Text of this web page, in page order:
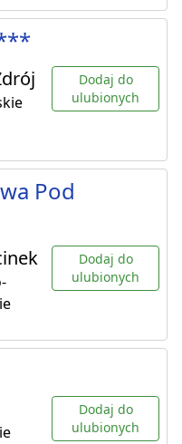
Dodaj do
ulubionych
Pod
Dodaj do
ulubionych
Dodaj do
ulubionych